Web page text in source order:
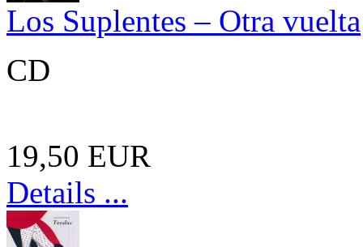
Los Suplentes – Otra vuelta
CD
19,50 EUR
Details ...